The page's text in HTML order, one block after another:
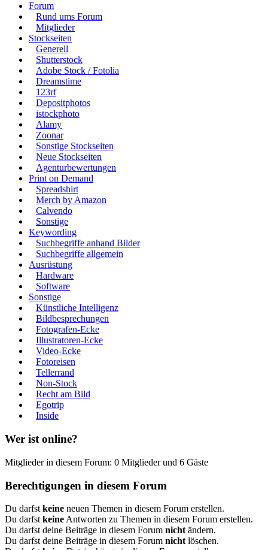
Forum
Rund ums Forum
Mitglieder
Stockseiten
Generell
Shutterstock
Adobe Stock / Fotolia
Dreamstime
123rf
Depositphotos
istockphoto
Alamy
Zoonar
Sonstige Stockseiten
Neue Stockseiten
Agenturbewertungen
Print on Demand
Spreadshirt
Merch by Amazon
Calvendo
Sonstige
Keywording
Suchbegriffe anhand Bilder
Suchbegriffe allgemein
Ausrüstung
Hardware
Software
Sonstige
Künstliche Intelligenz
Bildbesprechungen
Fotografen-Ecke
Illustratoren-Ecke
Video-Ecke
Fotoreisen
Tellerrand
Non-Stock
Recht am Bild
Egotrip
Inside
Wer ist online?
Mitglieder in diesem Forum: 0 Mitglieder und 6 Gäste
Berechtigungen in diesem Forum
Du darfst keine neuen Themen in diesem Forum erstellen.
Du darfst keine Antworten zu Themen in diesem Forum erstellen.
Du darfst deine Beiträge in diesem Forum nicht ändern.
Du darfst deine Beiträge in diesem Forum nicht löschen.